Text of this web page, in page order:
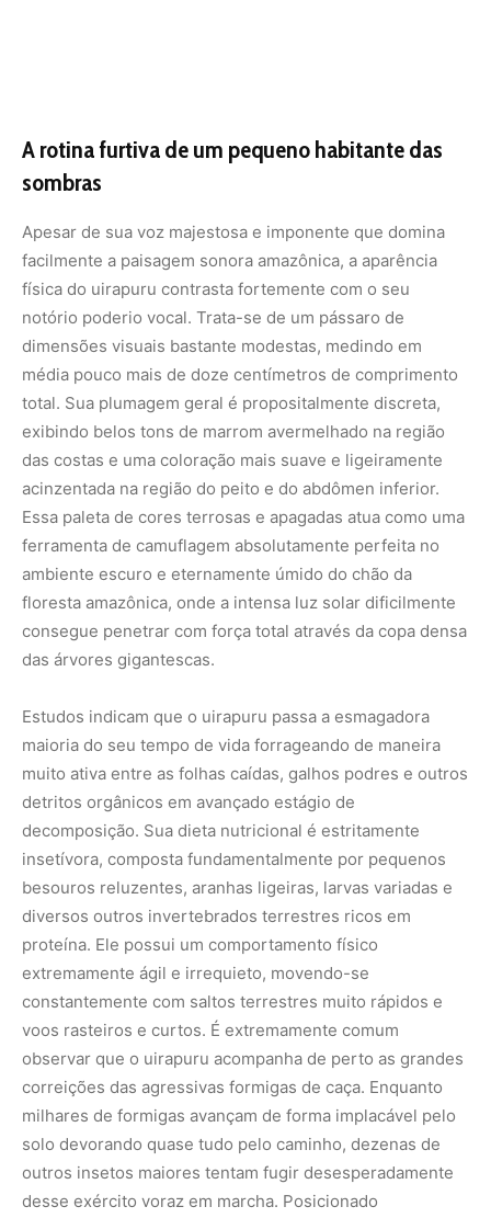
A rotina furtiva de um pequeno habitante das
sombras
Apesar de sua voz majestosa e imponente que domina
facilmente a paisagem sonora amazônica, a aparência
física do uirapuru contrasta fortemente com o seu
notório poderio vocal. Trata-se de um pássaro de
dimensões visuais bastante modestas, medindo em
média pouco mais de doze centímetros de comprimento
total. Sua plumagem geral é propositalmente discreta,
exibindo belos tons de marrom avermelhado na região
das costas e uma coloração mais suave e ligeiramente
acinzentada na região do peito e do abdômen inferior.
Essa paleta de cores terrosas e apagadas atua como uma
ferramenta de camuflagem absolutamente perfeita no
ambiente escuro e eternamente úmido do chão da
floresta amazônica, onde a intensa luz solar dificilmente
consegue penetrar com força total através da copa densa
das árvores gigantescas.
Estudos indicam que o uirapuru passa a esmagadora
maioria do seu tempo de vida forrageando de maneira
muito ativa entre as folhas caídas, galhos podres e outros
detritos orgânicos em avançado estágio de
decomposição. Sua dieta nutricional é estritamente
insetívora, composta fundamentalmente por pequenos
besouros reluzentes, aranhas ligeiras, larvas variadas e
diversos outros invertebrados terrestres ricos em
proteína. Ele possui um comportamento físico
extremamente ágil e irrequieto, movendo-se
constantemente com saltos terrestres muito rápidos e
voos rasteiros e curtos. É extremamente comum
observar que o uirapuru acompanha de perto as grandes
correições das agressivas formigas de caça. Enquanto
milhares de formigas avançam de forma implacável pelo
solo devorando quase tudo pelo caminho, dezenas de
outros insetos maiores tentam fugir desesperadamente
desse exército voraz em marcha. Posicionado